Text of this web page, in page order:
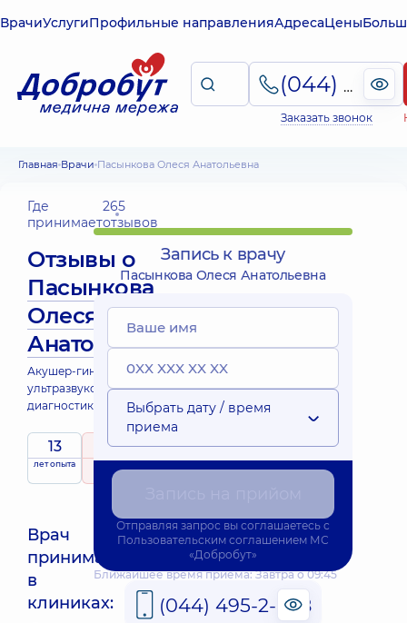
ВрачиУслугиПрофильные направленияАдресаЦены
(044) 495-2-888
Заказать звонок
Главная Врачи Пасынкова Олеся Анатольевна
Где
принимает
265
отзывов
Отзывы о
Пасынкова
Олеся
Анатольевна
Акушер-гинеколог; Врач
ультразвуковой
диагностики
13
лет опыта
5 / 5
рейтингна основе
265 отзывов
Врач
принимает
в
клиниках:
Ближайшее время приема: Завтра о 09:45
Запись к врачу
Пасынкова Олеся Анатольевна
Выбрать дату / время
приема
Отправляя запрос вы соглашаетесь с
Пользовательским соглашением МС
«Добробут»
(044) 495-2-888